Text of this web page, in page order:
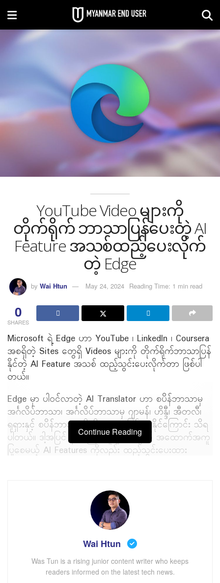
YouTube Video များကို
တိုက်ရိုက် ဘာသာပြန်ပေးတဲ့ AI
Feature အသစ်ထည့်ပေးလိုက်
တဲ့ Edge
by Wai Htun May 24, 2024 Reading Time: 1 min read
0
SHARES
Microsoft ရဲ့ Edge ဟာ YouTube ၊ LinkedIn ၊ Coursera
အစရှိတဲ့ Sites တွေရှိ Videos များကို တိုက်ရိုက်ဘာသာပြန်
နိုင်တဲ့ AI Feature အသစ် ထည့်သွင်းပေးလိုက်တာ ဖြစ်ပါ
တယ်။
Edge မှာ ပါဝင်လာတဲ့ AI Translator ဟာ စပိန်ဘာသာမှ
အင်္ဂလိပ်ဘာသာ၊ အင်္ဂလိပ်ဘာသာမှ ဂျာမန်၊ ဟိန္ဒီ၊ အီတလီ၊
ရုရှားနှင့် စပိန်ဘာသာတို့ကို ဘာသာပြန်ပေးနိုင်ကြောင်း သိရ
ပါတယ်။ ဒါ့အပြင် နားမကြားသူများအတွက် အထောက်အကူ
ပြုစေမယ့် AI Features ကိုလည်း ထည့်သွင်းပေးထား
ဆုံး တူအောင် ဘာသာပြန်ပေးနိုင်မှာ ဖြစ်ကြောင်း သိရပါ
Edge ရဲ့ Real-Time Translator ဟာ Reuters၊ CNBC နှင့်
Bloomberg တို့မှာလည်း အသုံးပြုနိုင်နေပြီ ဖြစ်ကြောင်း သိရ
ပါတယ်။ နောက်ပိုင်းမှာ အခြားသော Sites များမှာပါ
အသုံးပြုနိုင်အောင် ချဲ့ထွင်သွားဖို့ အစီအစဥ်ရှိကြောင်း Edge
ရဲ့ ပြောပြမှုအရ သိရပါတယ်။
Continue Reading
Wai Htun
Was Tun is a rising junior content writer who keeps
readers informed on the latest tech news.